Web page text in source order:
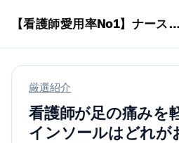
【看護師愛用率No1】ナースリーで人気の商品はコレ
厳選紹介
看護師が足の痛みを
インソールはどれが